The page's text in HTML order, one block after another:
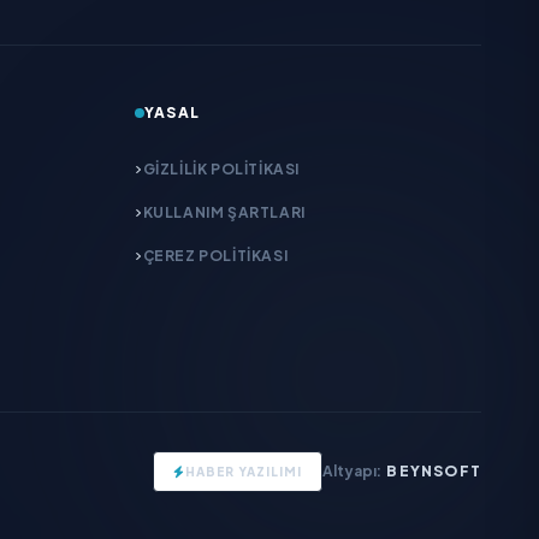
YASAL
GIZLILIK POLITIKASI
KULLANIM ŞARTLARI
ÇEREZ POLITIKASI
HABER YAZILIMI Altyapı: BEYNSOFT